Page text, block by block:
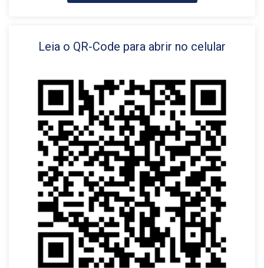
Leia o QR-Code para abrir no celular